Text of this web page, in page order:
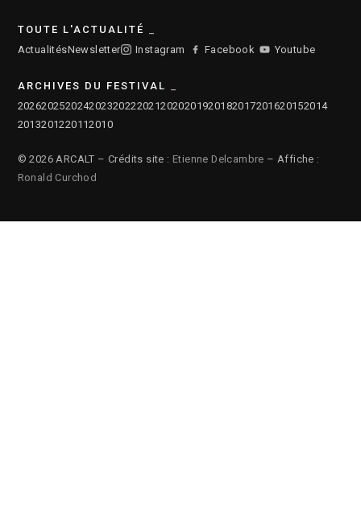
TOUTE L'ACTUALITÉ
ActualitésNewsletter Instagram Facebook Youtube
ARCHIVES DU FESTIVAL
2026202520242023202220212020201920182017201620152014
2013201220112010
© 2026 ARCALT – Crédits site : Etienne Delcambre – Affiche :
Ronald Curchod